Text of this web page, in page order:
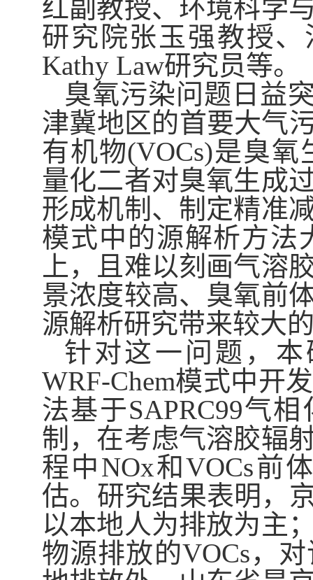
红副教授、环境科学
研究院张玉强教授
Kathy Law研究员等。
臭氧污染问题日益
津冀地区的首要大气
有机物(VOCs)是臭氧
量化二者对臭氧生成
形成机制、制定精准
模式中的源解析方法
上，且难以刻画气溶
景浓度较高、臭氧前
源解析研究带来较大
针对这一问题，
WRF-Chem模式中开
法基于SAPRC99气相
制，在考虑气溶胶辐
程中NOx和VOCs前
估。研究结果表明，
以本地人为排放为主
物源排放的VOCs，